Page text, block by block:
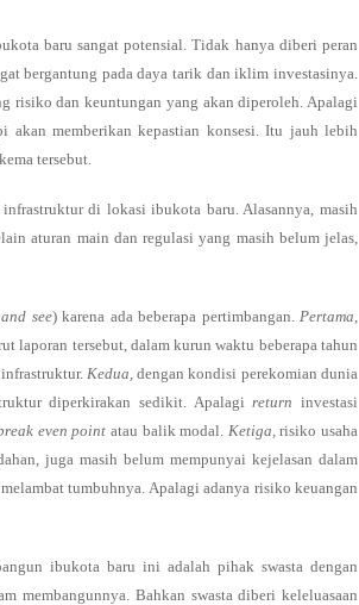
baru sangat potensial. Tidak hanya diberi peran
bergantung pada daya tarik dan iklim investasinya.
risiko dan keuntungan yang akan diperoleh. Apalagi
akan memberikan kepastian konsesi. Itu jauh lebih
tersebut.
di lokasi ibukota baru. Alasannya, masih
aturan main dan regulasi yang masih belum jelas,
see) karena ada beberapa pertimbangan. Pertama,
laporan tersebut, dalam kurun waktu beberapa tahun
Kedua,dengan kondisi perekomian dunia
diperkirakan sedikit. Apalagireturn investasi
even point atau balik modal. Ketiga,risiko usaha
juga masih belum mempunyai kejelasan dalam
tumbuhnya. Apalagi adanya risiko keuangan
ibukota baru ini adalah pihak swasta dengan
membangunnya. Bahkan swasta diberi keleluasaan